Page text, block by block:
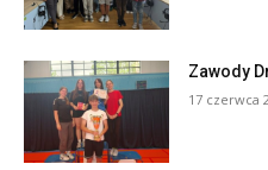
Zawody
17 czerwca